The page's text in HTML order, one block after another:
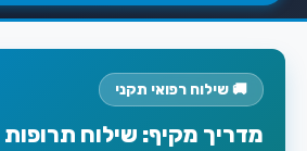
🚚 שילוח רפואי תקני
מדריך מקיף: שילוח תרופות